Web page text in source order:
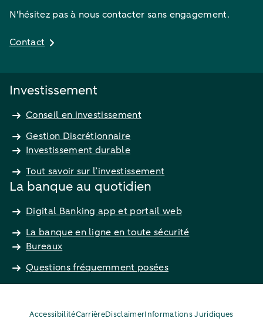
N'hésitez pas à nous contacter sans engagement.
Contact
Investissement
Conseil en investissement
Gestion Discrétionnaire
Investissement durable
Tout savoir sur l’investissement
La banque au quotidien
Digital Banking app et portail web
La banque en ligne en toute sécurité
Bureaux
Questions fréquemment posées
AccessibilitéCarrièreDisclaimerInformations Juridiques